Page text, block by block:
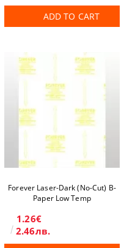
ADD TO CART
Forever Laser-Dark (No-Cut) B-
Paper Low Temp
1.26€
2.46лв.